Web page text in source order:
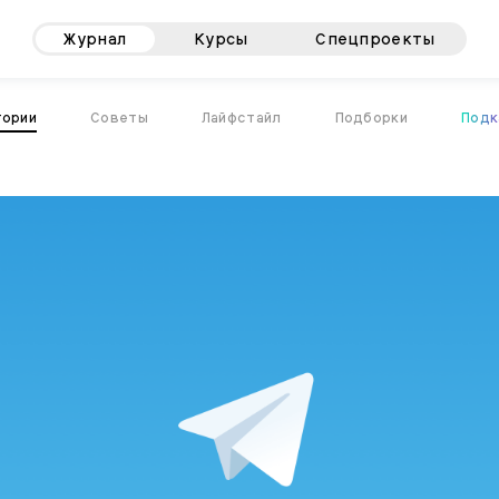
Журнал Курсы Спецпроекты
Советы Лайфстайл Подборки